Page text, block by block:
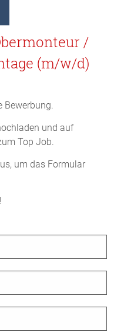
/
(m/w/d)
Bewerbung.
und auf
Top Job.
um das Formular